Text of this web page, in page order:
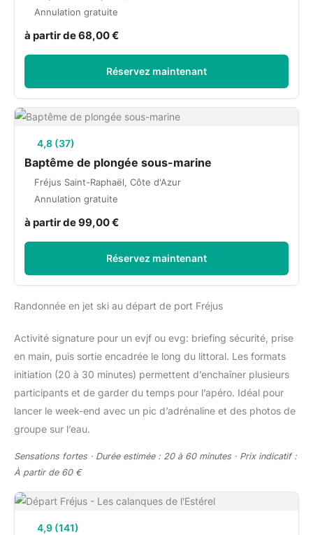
Annulation gratuite
à partir de 68,00 €
Réservez maintenant
4,8 (37)
Baptême de plongée sous-marine
Fréjus Saint-Raphaël, Côte d'Azur
Annulation gratuite
à partir de 99,00 €
Réservez maintenant
Randonnée en jet ski au départ de port Fréjus
Activité signature pour un evjf ou evg: briefing sécurité, prise
en main, puis sortie encadrée le long du littoral. Les formats
initiation (20 à 30 minutes) permettent d’enchaîner plusieurs
participants et de garder du temps pour l’apéro. Idéal pour
lancer le week-end avec un pic d’adrénaline et des photos de
groupe sur l’eau.
Sensations fortes · Durée estimée : 20 à 60 minutes · Prix indicatif :
À partir de 60 €
4,9 (141)